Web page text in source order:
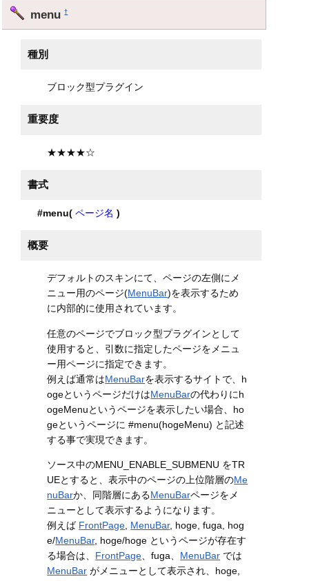
menu†
種別
ブロック型プラグイン
重要度
★★★★☆
書式
#menu( ページ名 )
概要
デフォルトのスキンにて、ページの左側にメ
ニュー用のページ(MenuBar)を表示するため
に内部的に使用されています。
任意のページでブロック型プラグインとして
使用すると、引数に指定したページをメニュ
ー用ページに指定できます。
例えば通常はMenuBarを表示するサイトで、h
ogeというページだけはMenuBarの代わりにh
ogeMenuというページを表示したい場合、ho
geというページに #menu(hogeMenu) と記述
する事で実現できます。
ソース中のMENU_ENABLE_SUBMENU をTR
UEとすると、表示中のページの上位階層のMe
nuBarか、同階層にあるMenuBarページをメ
ニューとして表示するようになります。
例えば FrontPage MenuBar, hoge, fuga, hog
e/MenuBar, hoge/hoge というページが存在す
る場合は、 FrontPage 、fuga、 MenuBar では
MenuBar がメニューとして表示され、hoge,